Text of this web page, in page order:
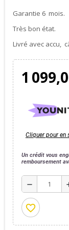
Garantie 6 mois.
Très bon état.
Livré avec accu,
1
Cliquer pour en
Un crédit vous
remboursement
remove
favorite_border